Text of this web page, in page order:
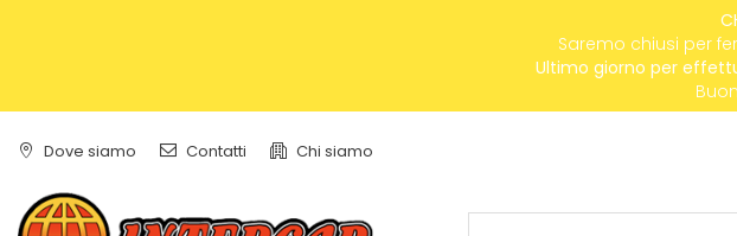
Saremo chiusi per
Ultimo giorno per
Dove siamo Contatti Chi siamo